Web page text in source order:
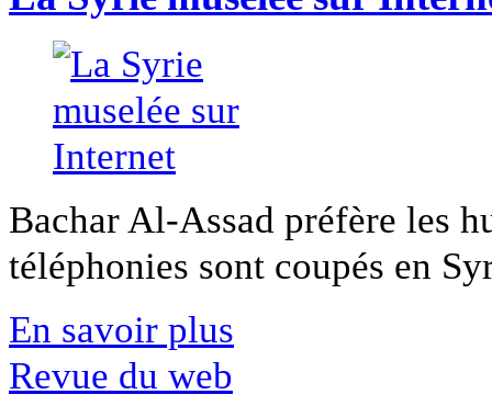
Bachar Al-Assad préfère les
téléphonies sont coupés en
En savoir plus
Revue du web